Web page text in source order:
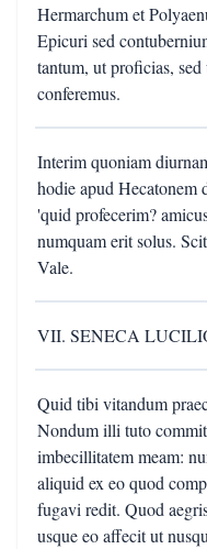
Hermarchum et
Epicuri sed
tantum, ut proficias,
conferemus.
Interim quoniam
hodie apud Hecatonem
'quid profecerim?
numquam erit solus.
Vale.
VII. SENECA
Quid tibi vitandum
Nondum illi tuto
imbecillitatem meam:
aliquid ex eo quod
fugavi redit. Quod
usque eo affecit ut